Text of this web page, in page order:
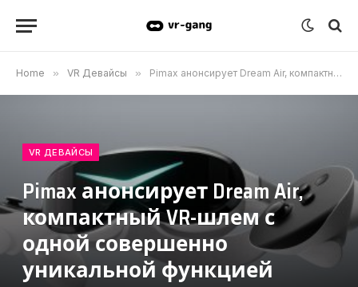
Home » VR Девайсы » Pimax анонсирует Dream Air, компактный VR-шлем с одной совершенно уникальной функцией
VR ДЕВАЙСЫ
Pimax анонсирует Dream Air,
компактный VR-шлем с
одной совершенно
уникальной функцией